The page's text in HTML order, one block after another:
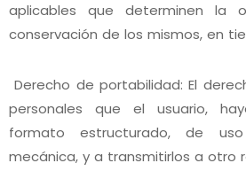
aplicables que determinen la
conservación de los mismos, en
Derecho de portabilidad: El
personales que el usuario,
formato estructurado, de
mecánica, y a transmitirlos a otro